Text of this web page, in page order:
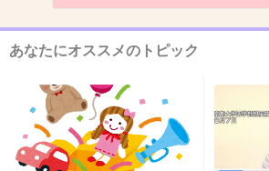
11. 匿名 2013/01/11(金) 15:49:08
イメージ通りですねー
あなたにオススメのトピック